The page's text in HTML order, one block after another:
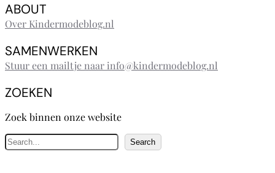
ABOUT
Over Kindermodeblog.nl
SAMENWERKEN
Stuur een mailtje naar info@kindermodeblog.nl
ZOEKEN
Zoek binnen onze website
Z
o
Search